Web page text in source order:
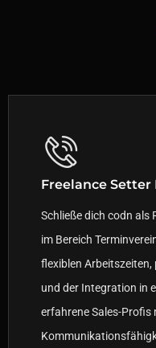
Freelance Setter
Schließe dich codn als
im Bereich
flexiblen
und der Integration in
erfahrene Sales-Profis